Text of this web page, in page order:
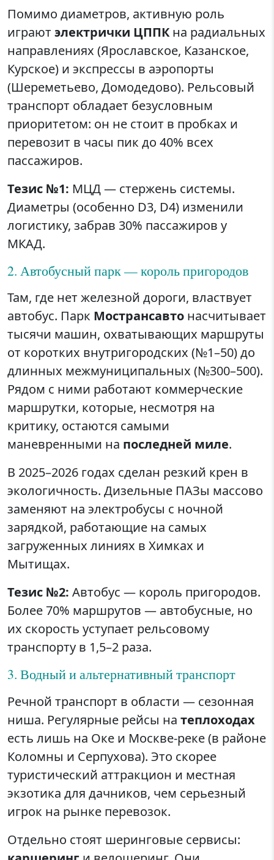
Помимо диаметров, активную роль
играют электрички ЦППКна радиальных
направлениях (Ярославское, Казанское,
Курское) и экспрессы в аэропорты
(Шереметьево, Домодедово). Рельсовый
транспорт обладает безусловным
приоритетом: он не стоит в пробках и
перевозит в часы пик до 40% всех
пассажиров.
Тезис №1: МЦД — стержень системы.
Диаметры (особенно D3, D4) изменили
логистику, забрав 30% пассажиров у
МКАД.
2. Автобусный парк — король пригородов
Там, где нет железной дороги, властвует
автобус. Парк Мострансавто насчитывает
тысячи машин, охватывающих маршруты
от коротких внутригородских (№1–50) до
длинных межмуниципальных (№300–500).
Рядом с ними работают коммерческие
маршрутки, которые, несмотря на
критику, остаются самыми
маневренными на последней миле.
В 2025–2026 годах сделан резкий крен в
экологичность. Дизельные ПАЗы массово
заменяют на электробусы с ночной
зарядкой, работающие на самых
загруженных линиях в Химках и
Мытищах.
Тезис №2: Автобус — король пригородов.
Более 70% маршрутов — автобусные, но
их скорость уступает рельсовому
транспорту в 1,5–2 раза.
3. Водный и альтернативный транспорт
Речной транспорт в области — сезонная
ниша. Регулярные рейсы на теплоходах
есть лишь на Оке и Москве-реке (в районе
Коломны и Серпухова). Это скорее
туристический аттракцион и местная
экзотика для дачников, чем серьезный
игрок на рынке перевозок.
Отдельно стоят шеринговые сервисы: